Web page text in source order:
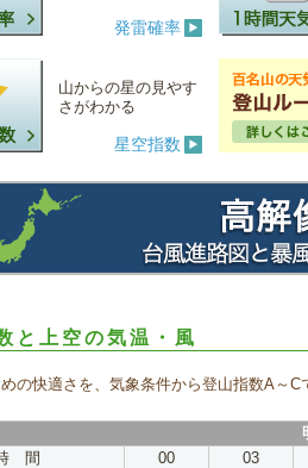
発雷確率
山からの星の見やす
さがわかる
星空指数
と上空の気温・風
の快適さを、気象条件から登山指数A～C
間
00 03